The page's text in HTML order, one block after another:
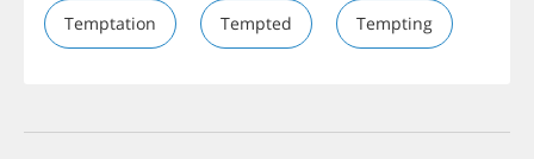
Temptation Tempted Tempting